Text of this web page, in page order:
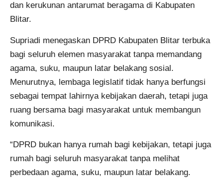
dan kerukunan antarumat beragama di Kabupaten
Blitar.
Supriadi menegaskan DPRD Kabupaten Blitar terbuka
bagi seluruh elemen masyarakat tanpa memandang
agama, suku, maupun latar belakang sosial.
Menurutnya, lembaga legislatif tidak hanya berfungsi
sebagai tempat lahirnya kebijakan daerah, tetapi juga
ruang bersama bagi masyarakat untuk membangun
komunikasi.
“DPRD bukan hanya rumah bagi kebijakan, tetapi juga
rumah bagi seluruh masyarakat tanpa melihat
perbedaan agama, suku, maupun latar belakang.